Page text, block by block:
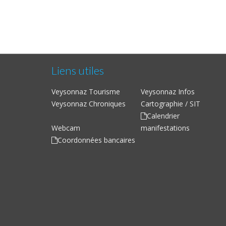
Liens utiles
Veysonnaz Tourisme
Veysonnaz Infos
Veysonnaz Chroniques
Cartographie / SIT
Webcam
Calendrier
manifestations
Coordonnées bancaires